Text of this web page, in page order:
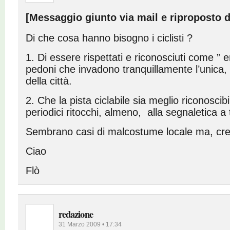
[Messaggio giunto via mail e riproposto
Di che cosa hanno bisogno i ciclisti ?
1. Di essere rispettati e riconosciuti come ”
pedoni che invadono tranquillamente
della città.
2. Che la pista ciclabile sia meglio
periodici ritocchi, almeno, alla segnaletica a
Sembrano casi di malcostume locale ma,
Ciao
Flò
redazione
31 Marzo 2009 • 17:34